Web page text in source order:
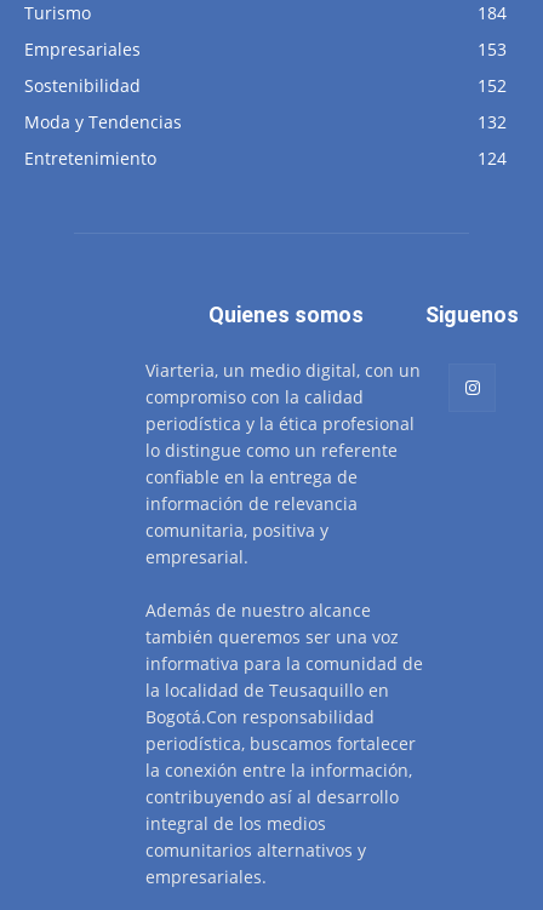
Turismo
184
Empresariales
153
Sostenibilidad
152
Moda y Tendencias
132
Entretenimiento
124
Quienes somos
Viarteria, un medio digital, con un
compromiso con la calidad
periodística y la ética profesional
lo distingue como un referente
confiable en la entrega de
información de relevancia
comunitaria, positiva y
empresarial.
Además de nuestro alcance
también queremos ser una voz
informativa para la comunidad de
la localidad de Teusaquillo en
Bogotá.Con responsabilidad
periodística, buscamos fortalecer
la conexión entre la información,
contribuyendo así al desarrollo
integral de los medios
comunitarios alternativos y
empresariales.
Siguenos